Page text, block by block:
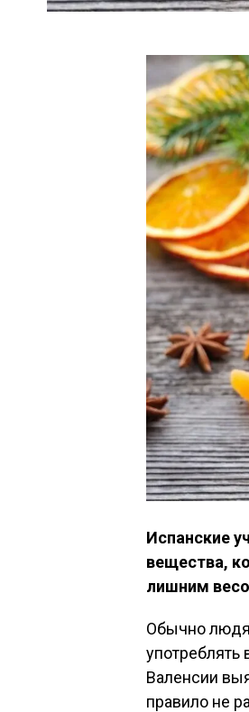
Испанские
вещества,
лишним
Обычно
Валенсии
правило не